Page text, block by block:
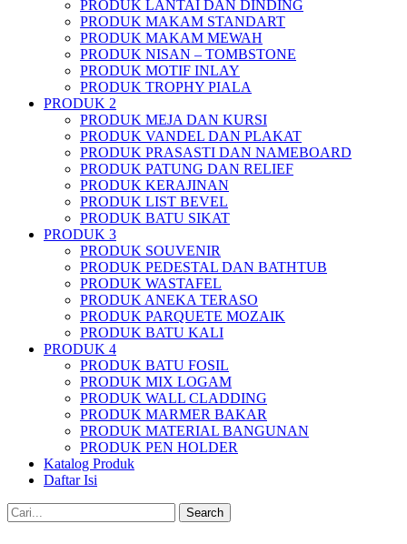
PRODUK LANTAI DAN DINDING
PRODUK MAKAM STANDART
PRODUK MAKAM MEWAH
PRODUK NISAN – TOMBSTONE
PRODUK MOTIF INLAY
PRODUK TROPHY PIALA
PRODUK 2
PRODUK MEJA DAN KURSI
PRODUK VANDEL DAN PLAKAT
PRODUK PRASASTI DAN NAMEBOARD
PRODUK PATUNG DAN RELIEF
PRODUK KERAJINAN
PRODUK LIST BEVEL
PRODUK BATU SIKAT
PRODUK 3
PRODUK SOUVENIR
PRODUK PEDESTAL DAN BATHTUB
PRODUK WASTAFEL
PRODUK ANEKA TERASO
PRODUK PARQUETE MOZAIK
PRODUK BATU KALI
PRODUK 4
PRODUK BATU FOSIL
PRODUK MIX LOGAM
PRODUK WALL CLADDING
PRODUK MARMER BAKAR
PRODUK MATERIAL BANGUNAN
PRODUK PEN HOLDER
Katalog Produk
Daftar Isi
Search